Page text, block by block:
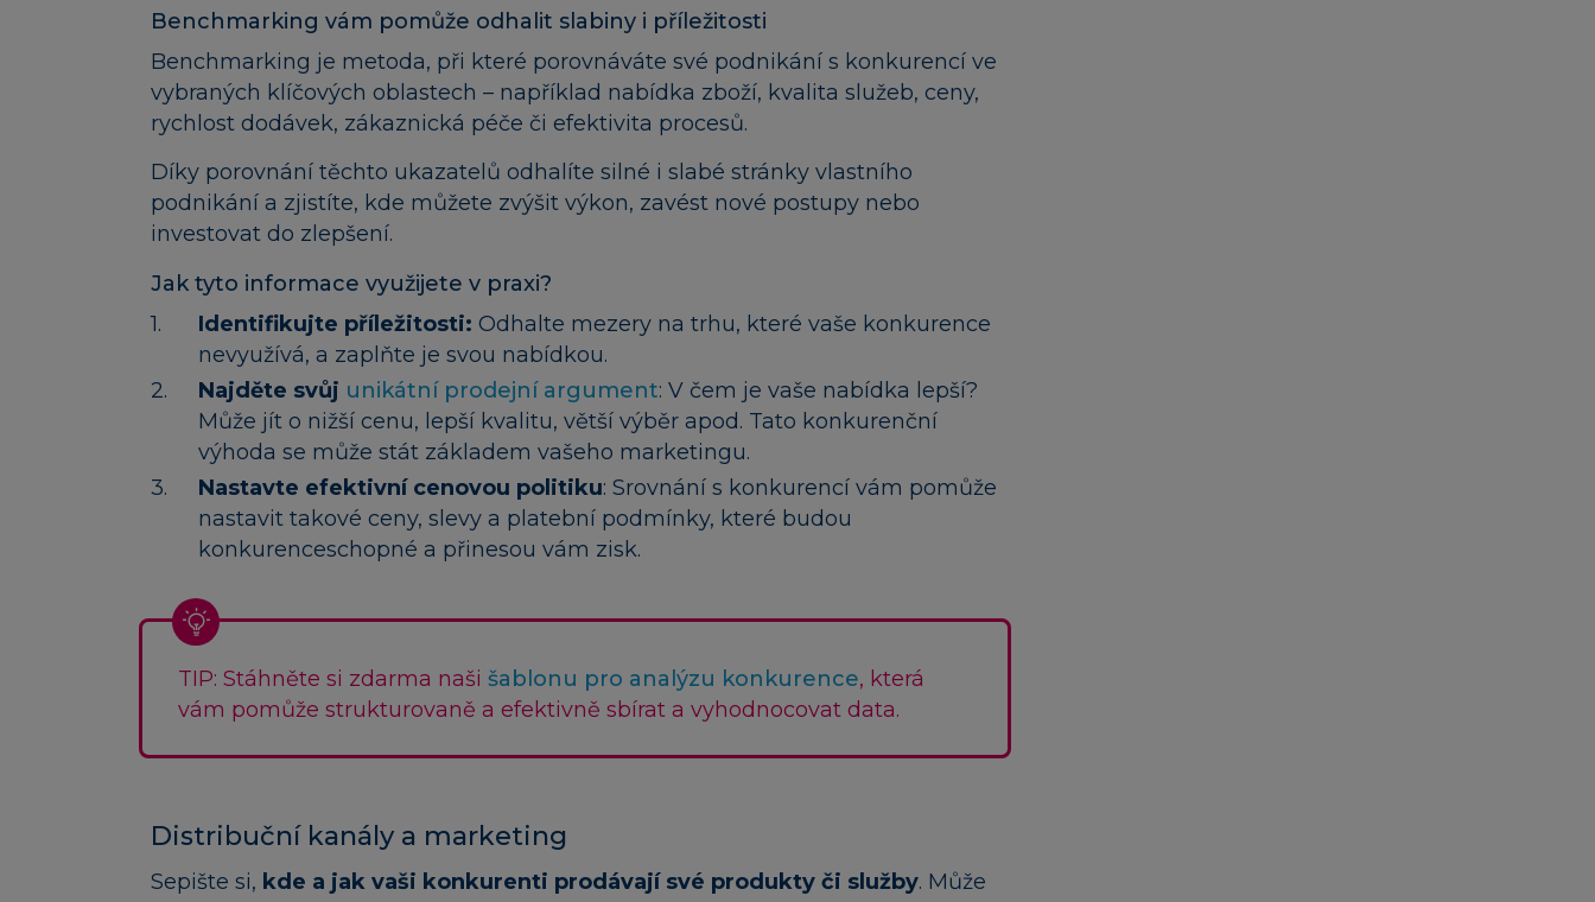
Benchmarking vám pomůže odhalit slabiny i příležitosti
Benchmarking je metoda, při které porovnáváte své podnikání s konkurencí ve
vybraných klíčových oblastech – například nabídka zboží, kvalita služeb, ceny,
rychlost dodávek, zákaznická péče či efektivita procesů.
Díky porovnání těchto ukazatelů odhalíte silné i slabé stránky vlastního
podnikání a zjistíte, kde můžete zvýšit výkon, zavést nové postupy nebo
investovat do zlepšení.
Jak tyto informace využijete v praxi?
Identifikujte příležitosti: Odhalte mezery na trhu, které vaše konkurence
nevyužívá, a zaplňte je svou nabídkou.
Najděte svůj unikátní prodejní argument: V čem je vaše nabídka lepší?
Může jít o nižší cenu, lepší kvalitu, větší výběr apod. Tato konkurenční
výhoda se může stát základem vašeho marketingu.
Nastavte efektivní cenovou politiku: Srovnání s konkurencí vám pomůže
nastavit takové ceny, slevy a platební podmínky, které budou
konkurenceschopné a přinesou vám zisk.
TIP: Stáhněte si zdarma naši šablonu pro analýzu konkurence, která
vám pomůže strukturovaně a efektivně sbírat a vyhodnocovat data.
Distribuční kanály a marketing
Sepište si, kde a jak vaši konkurenti prodávají své produkty či služby. Může